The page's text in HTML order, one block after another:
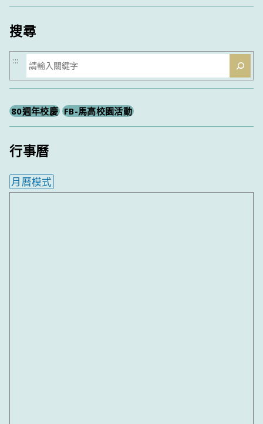
類
搜尋
搜
尋
:::
80週年校慶 FB-馬高校園活動
行事曆
月曆模式